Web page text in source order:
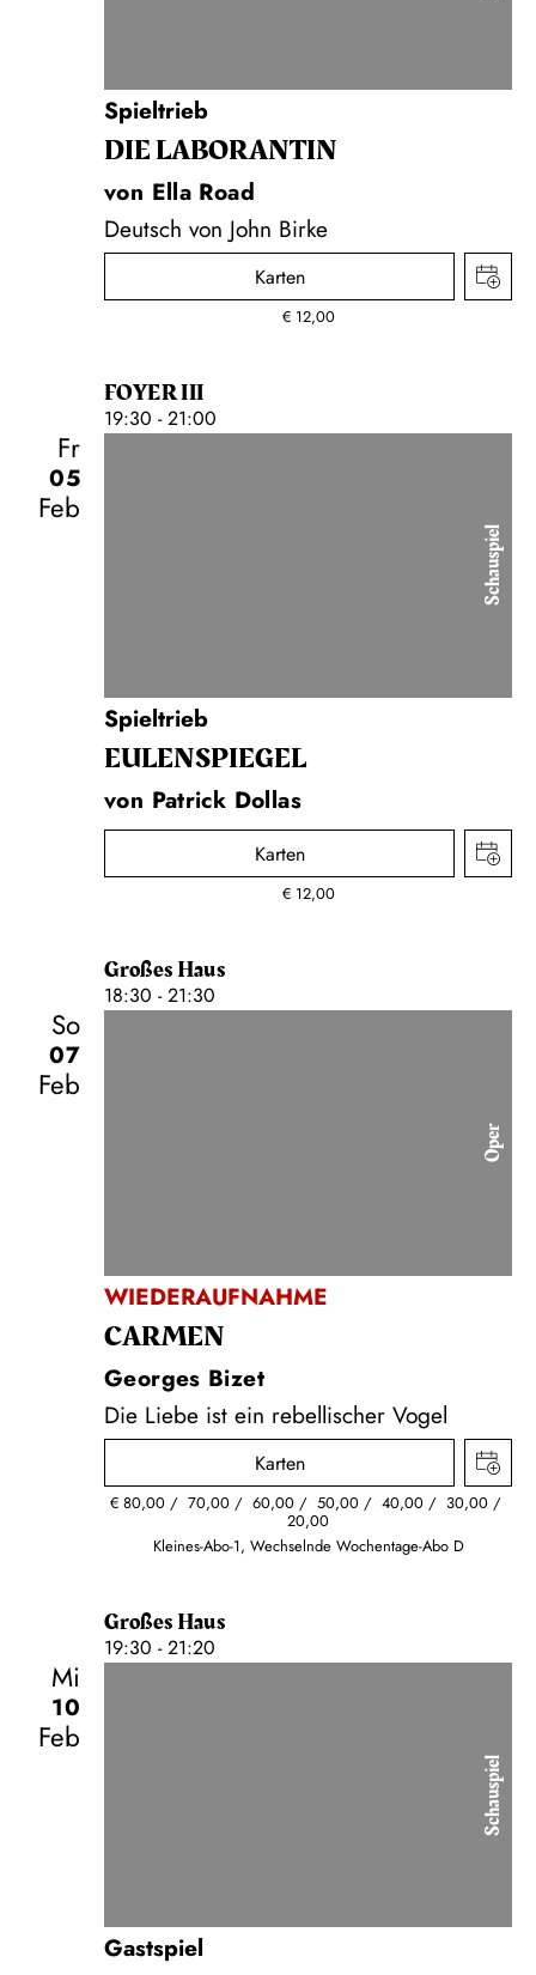
Spieltrieb
DIE LA­BO­RAN­TIN
von Ella Road
Deutsch von John Birke
Karten
€ 12,00
FOYER III
19:30 - 21:00
Fr
05
Feb
Schauspiel
Spieltrieb
EULENSPIEGEL
von Patrick Dollas
Karten
€ 12,00
Großes Haus
18:30 - 21:30
So
07
Feb
Oper
WIEDERAUFNAHME
CARMEN
Georges Bizet
Die Liebe ist ein rebellischer Vogel
Karten
€ 80,00 70,00 60,00 50,00 40,00 30,00
20,00
Kleines-Abo-1, Wechselnde Wochentage-Abo D
Großes Haus
19:30 - 21:20
Mi
10
Feb
Schauspiel
Gastspiel